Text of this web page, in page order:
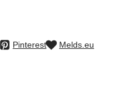
Pinterest
Melds.eu